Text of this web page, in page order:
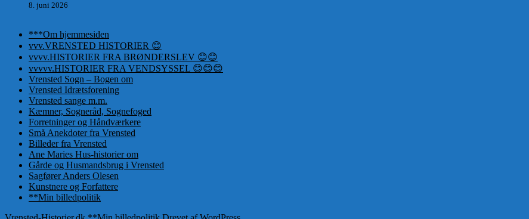
8. juni 2026
***Om hjemmesiden
vvv.VRENSTED HISTORIER 😊
vvvv.HISTORIER FRA BRØNDERSLEV 😊😊
vvvvv.HISTORIER FRA VENDSYSSEL 😊😊😊
Vrensted Sogn – Bogen om
Vrensted Idrætsforening
Vrensted sange m.m.
Kæmner, Sogneråd, Sognefoged
Forretninger og Håndværkere
Små Anekdoter fra Vrensted
Billeder fra Vrensted
Ane Maries Hus-historier om
Gårde og Husmandsbrug i Vrensted
Sagfører Anders Olesen
Kunstnere og Forfattere
**Min billedpolitik